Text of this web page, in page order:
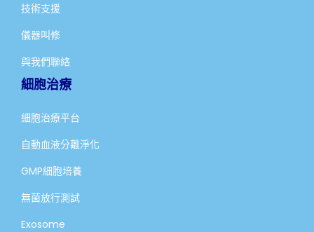
技術支援
儀器叫修
與我們聯絡
細胞治療
細胞治療平台
自動血液分離淨化
GMP細胞培養
無菌放行測試
Exosome